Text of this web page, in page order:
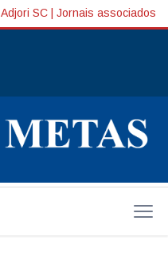
Adjori SC Jornais associados